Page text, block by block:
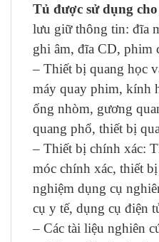
Tủ được sử dụng
lưu giữ thông tin: đĩa
ghi âm, đĩa CD, phim
– Thiết bị quang học
máy quay phim, kính
ống nhòm, gương
quang phổ, thiết bị
– Thiết bị chính xác:
móc chính xác, thiết
nghiệm dụng cụ
cụ y tế, dụng cụ điện
– Các tài liệu nghiên